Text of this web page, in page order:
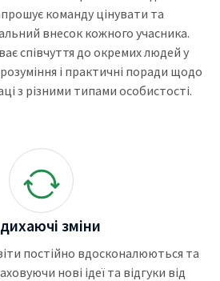
команду цінувати та
внесок кожного учасника.
співчуття до окремих людей у
і практичні поради щодо
з різними типами особистості.
зміни
постійно вдосконалюються та
нові ідеї та відгуки від